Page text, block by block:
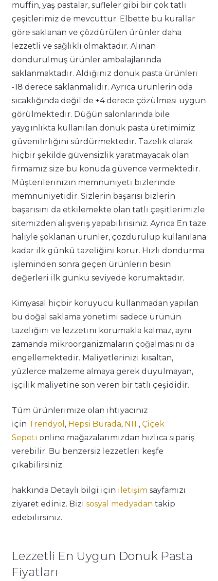
muffin, yaş pastalar, sufleler gibi bir çok tatlı
çeşitlerimiz de mevcuttur. Elbette bu kurallar
göre saklanan ve çözdürülen ürünler daha
lezzetli ve sağlıklı olmaktadır. Alınan
dondurulmuş ürünler ambalajlarında
saklanmaktadır. Aldığınız donuk pasta ürünleri
-18 derece saklanmalıdır. Ayrıca ürünlerin oda
sıcaklığında değil de +4 derece çözülmesi uygun
görülmektedir. Düğün salonlarında bile
yaygınlıkta kullanılan donuk pasta üretimimiz
güvenilirliğini sürdürmektedir. Tazelik olarak
hiçbir şekilde güvensizlik yaratmayacak olan
firmamız size bu konuda güvence vermektedir.
Müşterilerinizin memnuniyeti bizlerinde
memnuniyetidir. Sizlerin başarısı bizlerin
başarısını da etkilemekte olan tatlı çeşitlerimizle
sitemizden alışveriş yapabilirisiniz. Ayrıca En taze
haliyle şoklanan ürünler, çözdürülüp kullanılana
kadar ilk günkü tazeliğini korur. Hızlı dondurma
işleminden sonra geçen ürünlerin besin
değerleri ilk günkü seviyede korumaktadır.
Kimyasal hiçbir koruyucu kullanmadan yapılan
bu doğal saklama yönetimi sadece ürünün
tazeliğini ve lezzetini korumakla kalmaz, aynı
zamanda mikroorganizmaların çoğalmasını da
engellemektedir. Maliyetlerinizi kısaltan,
yüzlerce malzeme almaya gerek duyulmayan,
işçilik maliyetine son veren bir tatlı çeşididir.
Tüm ürünlerimize olan ihtiyacınız
için Trendyol , Hepsi Burada, N11 , Çiçek
Sepeti online mağazalarımızdan hızlıca sipariş
verebilir. Bu benzersiz lezzetleri keşfe
çıkabilirsiniz.
hakkında Detaylı bilgi için iletişim sayfamızı
ziyaret ediniz. Bizi sosyal medyadan takip
edebilirsiniz.
Lezzetli En Uygun Donuk Pasta
Fiyatları